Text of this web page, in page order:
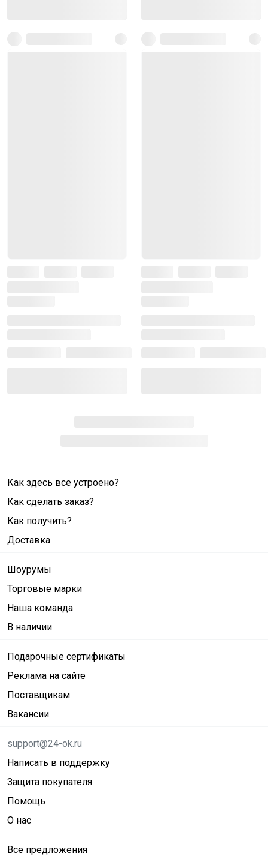
Как здесь все устроено?
Как сделать заказ?
Как получить?
Доставка
Шоурумы
Торговые марки
Наша команда
В наличии
Подарочные сертификаты
Реклама на сайте
Поставщикам
Вакансии
support@24-ok.ru
Написать в поддержку
Защита покупателя
Помощь
О нас
Все предложения